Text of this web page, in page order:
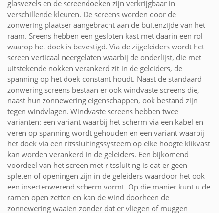
glasvezels en de screendoeken zijn verkrijgbaar in
verschillende kleuren. De screens worden door de
zonwering plaatser aangebracht aan de buitenzijde van het
raam. Sreens hebben een gesloten kast met daarin een rol
waarop het doek is bevestigd. Via de zijgeleiders wordt het
screen verticaal neergelaten waarbij de onderlijst, die met
uitstekende nokken verankerd zit in de geleiders, de
spanning op het doek constant houdt. Naast de standaard
zonwering screens bestaan er ook windvaste screens die,
naast hun zonnewering eigenschappen, ook bestand zijn
tegen windvlagen. Windvaste screens hebben twee
varianten: een variant waarbij het scherm via een kabel en
veren op spanning wordt gehouden en een variant waarbij
het doek via een ritssluitingssysteem op elke hoogte klikvast
kan worden verankerd in de geleiders. Een bijkomend
voordeel van het screen met ritssluiting is dat er geen
spleten of openingen zijn in de geleiders waardoor het ook
een insectenwerend scherm vormt. Op die manier kunt u de
ramen open zetten en kan de wind doorheen de
zonnewering waaien zonder dat er vliegen of muggen